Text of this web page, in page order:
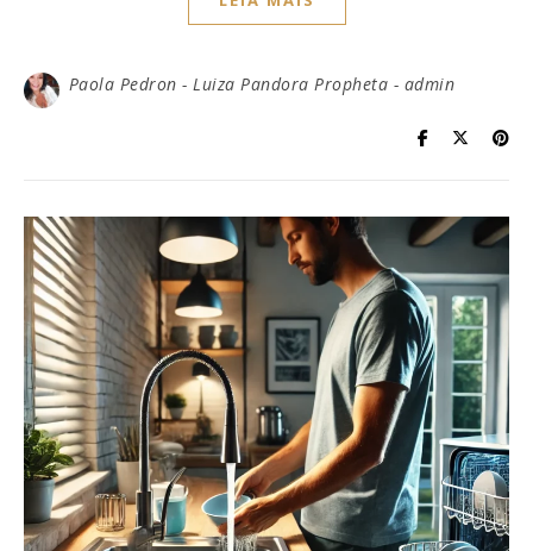
Paola Pedron - Luiza Pandora Propheta - admin